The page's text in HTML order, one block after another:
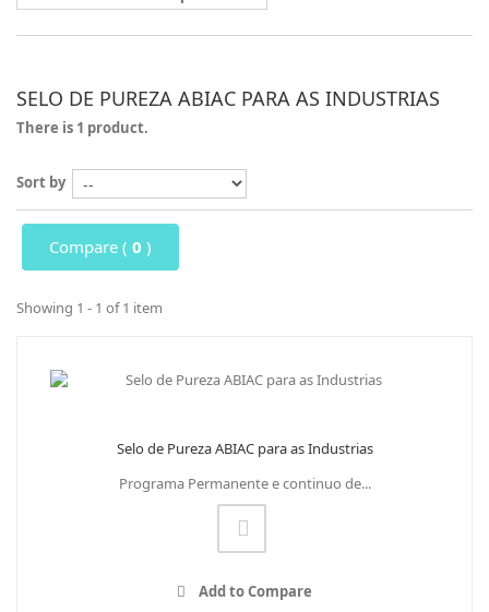
SELO DE PUREZA ABIAC PARA AS INDUSTRIAS
There is 1 product.
Sort by
Compare ( 0 )
Showing 1 - 1 of 1 item
Selo de Pureza ABIAC para as Industrias
Programa Permanente e continuo de...
Add to Compare